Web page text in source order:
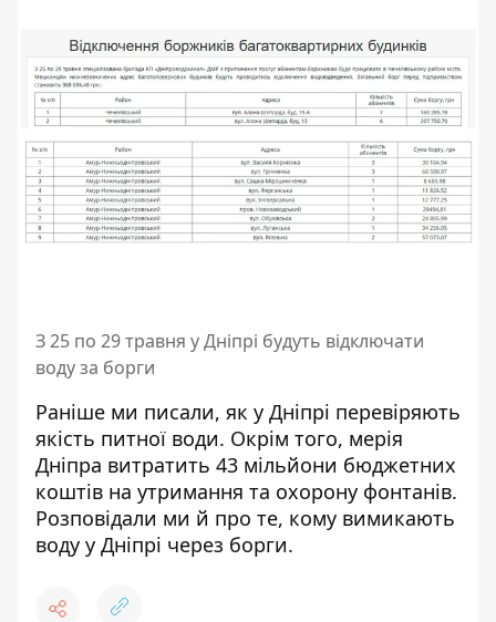
З 25 по 29 травня у Дніпрі будуть відключати
воду за борги
Раніше ми писали, як у Дніпрі перевіряють
якість питної води. Окрім того, мерія
Дніпра витратить 43 мільйони бюджетних
коштів на утримання та охорону фонтанів.
Розповідали ми й про те, кому вимикають
воду у Дніпрі через борги.